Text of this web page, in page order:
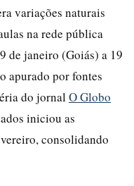
variações naturais
na rede pública
de janeiro (Goiás) a 19
apurado por fontes
do jornal O Globo
iniciou as
consolidando